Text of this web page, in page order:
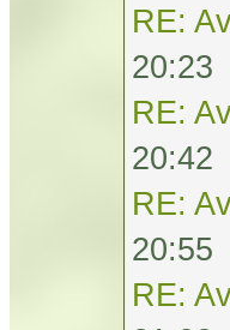
RE:
20:23
RE:
20:42
RE:
20:55
RE: